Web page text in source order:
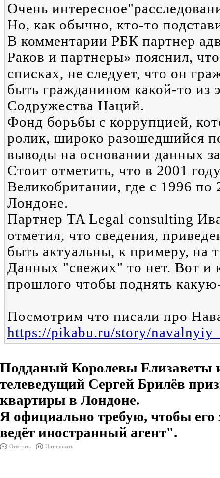
Очень
Но, как обычно, кто-то
В комментарии РБК партнер
Раков и партнеры» пояснил,
списках, не следует, что он
быть гражданином какой-то из
Содружества Наций.
Фонд борьбы с коррупцией,
ролик, широко разошедшийся
выводы на основании данных
Стоит отметить, что в 2001
Великобритании, где с 1996 по
Лондоне.
Партнер TA Legal consulting
отметил, что сведения,
быть актуальны, к примеру, на
Данных "свежих" то нет. Вот и
прошлого чтобы поднять
Посмотрим что писали про
https://pikabu.ru/story/
Подданый Королевы Елизаветы
телеведущий Сергей Брилёв
квартиры в Лондоне.
Я официально требую, чтобы
ведёт иностранный агент".
Ответить Цитировать